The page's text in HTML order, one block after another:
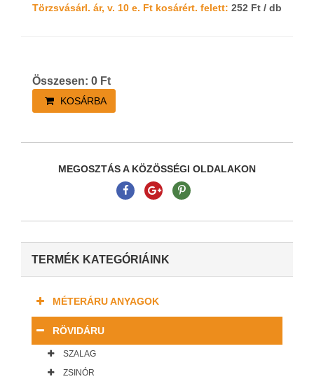
Törzsvásárl. ár, v. 10 e. Ft kosárért. felett: 252 Ft / db
Összesen: 0 Ft
KOSÁRBA
MEGOSZTÁS A KÖZÖSSÉGI OLDALAKON
TERMÉK KATEGÓRIÁINK
MÉTERÁRU ANYAGOK
RÖVIDÁRU
SZALAG
ZSINÓR